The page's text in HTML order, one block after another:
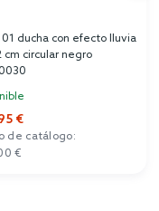
01 ducha con efecto lluvia
cm circular negro
€
de catálogo:
€